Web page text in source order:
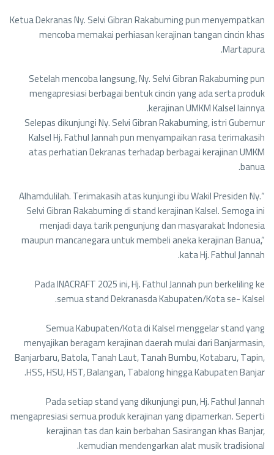
Ketua Dekranas Ny. Selvi Gibran Rakabuming pun menyempatkan
mencoba memakai perhiasan kerajinan tangan cincin khas
Martapura.
Setelah mencoba langsung, Ny. Selvi Gibran Rakabuming pun
mengapresiasi berbagai bentuk cincin yang ada serta produk
kerajinan UMKM Kalsel lainnya.
Selepas dikunjungi Ny. Selvi Gibran Rakabuming, istri Gubernur
Kalsel Hj. Fathul Jannah pun menyampaikan rasa terimakasih
atas perhatian Dekranas terhadap berbagai kerajinan UMKM
banua.
“Alhamdulilah. Terimakasih atas kunjungi ibu Wakil Presiden Ny.
Selvi Gibran Rakabuming di stand kerajinan Kalsel. Semoga ini
menjadi daya tarik pengunjung dan masyarakat Indonesia
maupun mancanegara untuk membeli aneka kerajinan Banua,”
kata Hj. Fathul Jannah.
Pada INACRAFT 2025 ini, Hj. Fathul Jannah pun berkeliling ke
semua stand Dekranasda Kabupaten/Kota se- Kalsel.
Semua Kabupaten/Kota di Kalsel menggelar stand yang
menyajikan beragam kerajinan daerah mulai dari Banjarmasin,
Banjarbaru, Batola, Tanah Laut, Tanah Bumbu, Kotabaru, Tapin,
HSS, HSU, HST, Balangan, Tabalong hingga Kabupaten Banjar.
Pada setiap stand yang dikunjungi pun, Hj. Fathul Jannah
mengapresiasi semua produk kerajinan yang dipamerkan. Seperti
kerajinan tas dan kain berbahan Sasirangan khas Banjar,
kemudian mendengarkan alat musik tradisional.